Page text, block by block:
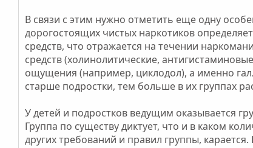
В связи с этим нужно отметить еще одну
дорогостоящих чистых наркотиков
средств, что отражается на течении
средств (холинолитические,
ощущения (например, циклодол), а именно
старше подростки, тем больше в их группах
У детей и подростков ведущим оказывается
Группа по существу диктует, что и в каком
других требований и правил группы,